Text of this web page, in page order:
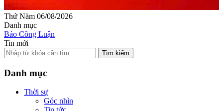
Thứ Năm 06/08/2026
Danh mục
Báo Công Luận
Tin mới
Tìm kiếm
Danh mục
Thời sự
Góc nhìn